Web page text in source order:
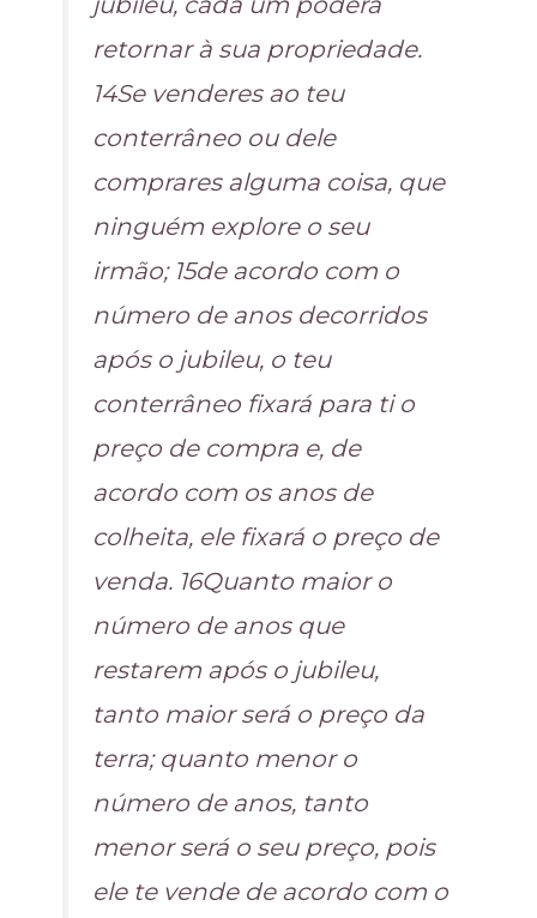
retornar à sua propriedade.
14Se venderes ao teu
conterrâneo ou dele
comprares alguma coisa, que
ninguém explore o seu
irmão; 15de acordo com o
número de anos decorridos
após o jubileu, o teu
conterrâneo fixará para ti o
preço de compra e, de
acordo com os anos de
colheita, ele fixará o preço de
venda. 16Quanto maior o
número de anos que
restarem após o jubileu,
tanto maior será o preço da
terra; quanto menor o
número de anos, tanto
menor será o seu preço, pois
ele te vende de acordo com o